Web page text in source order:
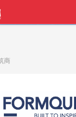
VIP服务，助
商